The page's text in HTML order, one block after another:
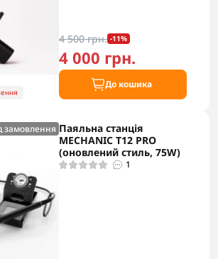
4 500 грн. -11%
4 000 грн.
До кошика
замовлення Паяльна станція
MECHANIC T12 PRO
(оновлений стиль, 75W)
1